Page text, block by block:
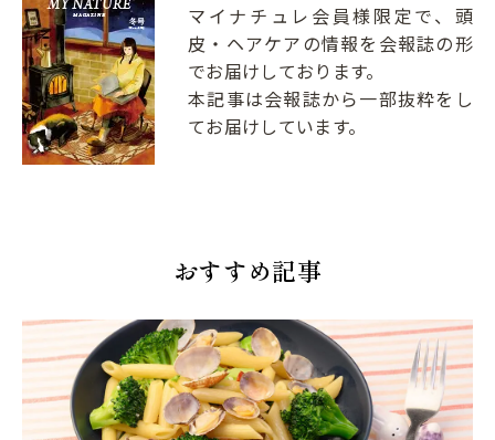
マイナチュレ会員様限定で、頭
皮・ヘアケアの情報を会報誌の形
でお届けしております。
本記事は会報誌から一部抜粋をし
てお届けしています。
おすすめ記事